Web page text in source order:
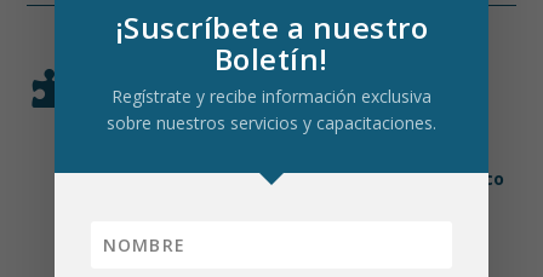

CAPACITACIÓN
teoría,asegurando un aprendizaje útil, dinámico
¡Suscríbete a nuestro
Boletín!
Regístrate y recibe información exclusiva
sobre nuestros servicios y capacitaciones.